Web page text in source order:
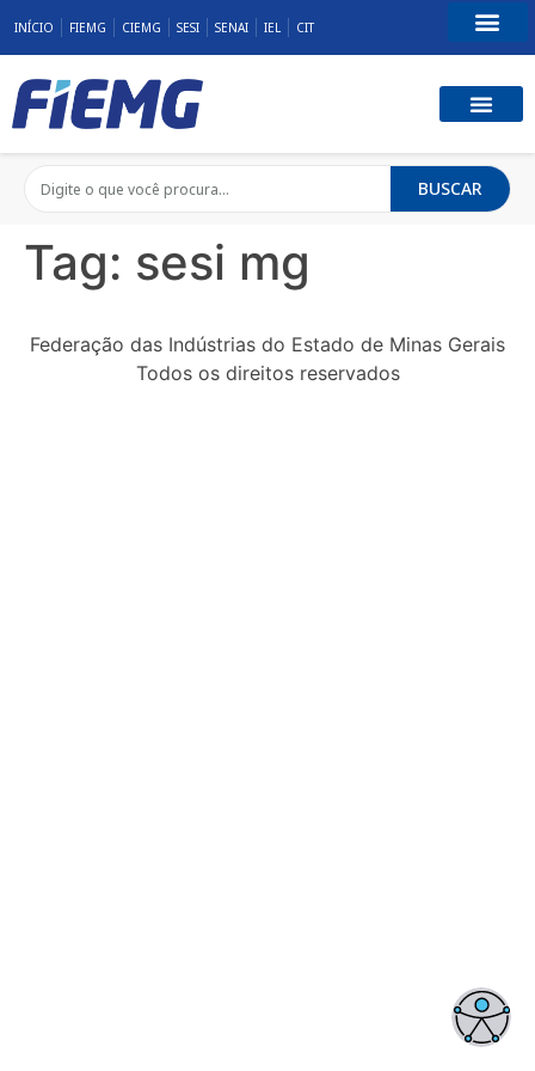
INÍCIO FIEMG CIEMG SESI SENAI IEL CIT
BUSCAR
Tag: sesi mg
Federação das Indústrias do Estado de Minas Gerais
Todos os direitos reservados